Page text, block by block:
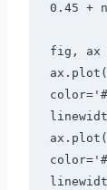
0.45 +
fig, ax